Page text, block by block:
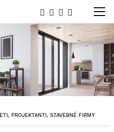
PROJEKTANTI, STAVEBNÉ FIRMY